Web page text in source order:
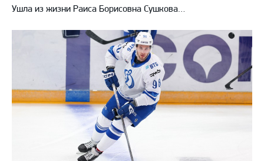
Ушла из жизни Раиса Борисовна Сушкова…